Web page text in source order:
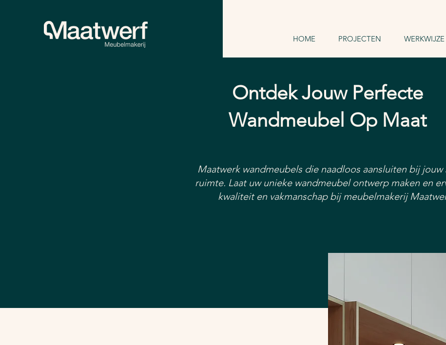
HOME PROJECTEN WERKWIJZE
Ontdek Jouw Perfecte
Wandmeubel Op Maat
Maatwerk wandmeubels die naadloos aansluiten bij jouw
ruimte. Laat uw unieke wandmeubel ontwerp maken en
kwaliteit en vakmanschap bij meubelmakerij